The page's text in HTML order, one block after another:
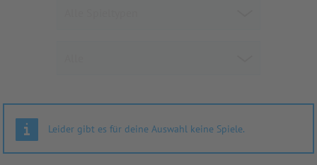
Leider gibt es für deine Auswahl keine Spiele.